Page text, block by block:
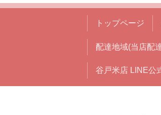
トップページ
配達地域(当店配
谷戸米店 LINE公